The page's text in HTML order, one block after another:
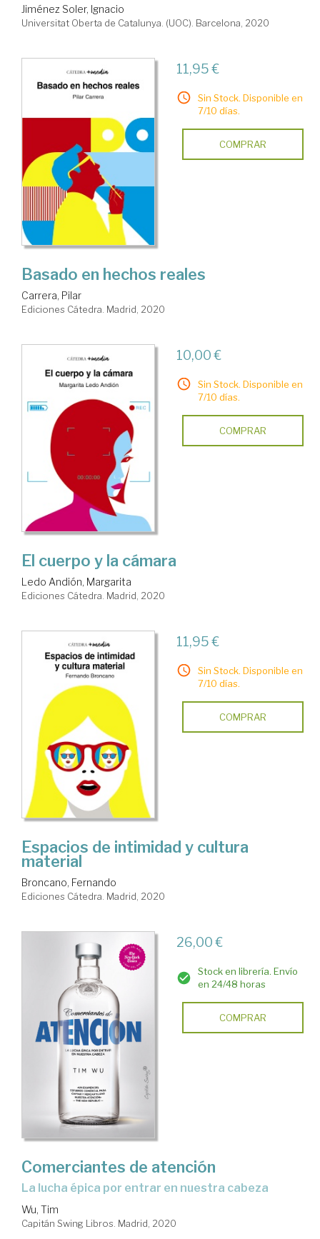
Jiménez Soler, Ignacio
Universitat Oberta de Catalunya. (UOC). Barcelona, 2020
11,95 €
Sin Stock. Disponible en
7/10 días.
COMPRAR
Basado en hechos reales
Carrera, Pilar
Ediciones Cátedra. Madrid, 2020
10,00 €
Sin Stock. Disponible en
7/10 días.
COMPRAR
El cuerpo y la cámara
Ledo Andión, Margarita
Ediciones Cátedra. Madrid, 2020
11,95 €
Sin Stock. Disponible en
7/10 días.
COMPRAR
Espacios de intimidad y cultura
material
Broncano, Fernando
Ediciones Cátedra. Madrid, 2020
26,00 €
Stock en librería. Envío
en 24/48 horas
COMPRAR
Comerciantes de atención
la lucha épica por entrar en nuestra cabeza
Wu, Tim
Capitán Swing Libros. Madrid, 2020